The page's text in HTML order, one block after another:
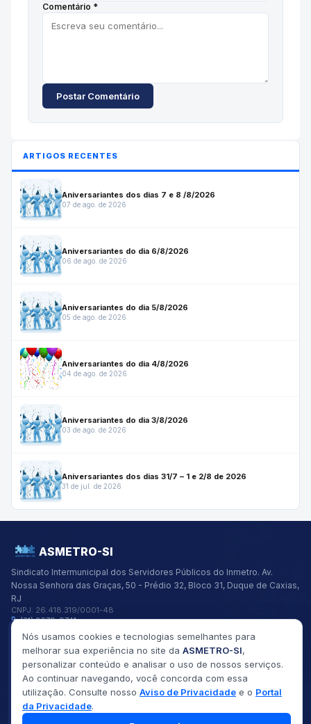
Comentário *
Postar Comentário
ARTIGOS RECENTES
Aniversariantes dos dias 7 e 8 /8/2026
07 de ago. de 2026
Aniversariantes do dia 6/8/2026
06 de ago. de 2026
Aniversariantes do dia 5/8/2026
05 de ago. de 2026
Aniversariantes do dia 4/8/2026
04 de ago. de 2026
Aniversariantes do dia 3/8/2026
03 de ago. de 2026
Aniversariantes dos dias 31/7 – 1 e 2/8 de 2026
31 de jul. de 2026
ASMETRO-SI
Sindicato Intermunicipal dos Servidores Públicos do Inmetro. Av.
Nossa Senhora das Graças, 50 - Prédio 32, Bloco 31, Duque de Caxias,
RJ
CNPJ: 26.418.319/0001-48
(21) 2679-9741
asmetro@asmetro.org.br
Links Rápidos
Institucional
Gestão
Saúde
Convênios
Fóruns
Seus Direitos
Nós usamos cookies e tecnologias semelhantes para
melhorar sua experiência no site da ASMETRO-SI,
personalizar conteúdo e analisar o uso de nossos serviços.
Ao continuar navegando, você concorda com essa
utilização. Consulte nosso Aviso de Privacidade e o Portal
da Privacidade.